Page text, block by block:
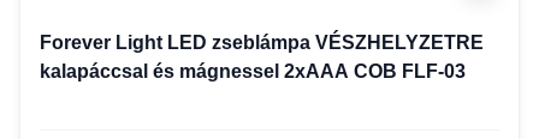
Forever Light LED zseblámpa VÉSZHELYZETRE
kalapáccsal és mágnessel 2xAAA COB FLF-03